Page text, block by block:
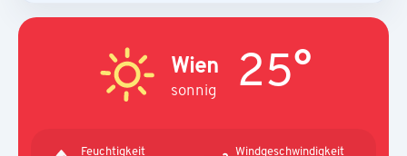
Wien
sonnig 25°
Feuchtigkeit Windgeschwindigkeit